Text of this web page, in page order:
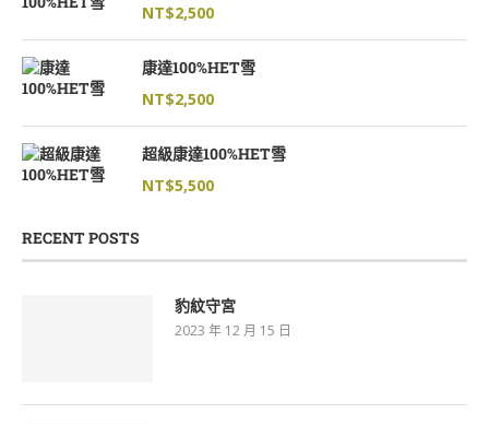
NT$2,500
康達100%HET雪
NT$2,500
超級康達100%HET雪
NT$5,500
RECENT POSTS
豹紋守宮
2023 年 12 月 15 日